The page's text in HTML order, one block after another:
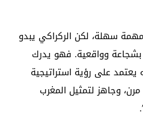
سهلة، لكن الركراكي يبدو
وواقعية. فهو يدرك
على رؤية استراتيجية
وجاهز لتمثيل المغرب